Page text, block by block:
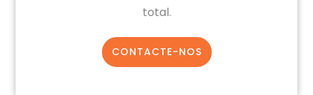
total.
CONTACTE-NOS